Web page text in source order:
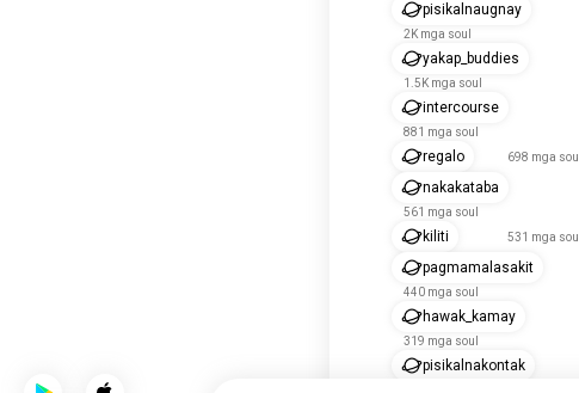
pisikalnaugnay
2K mga soul
yakap_buddies
1.5K mga soul
intercourse
881 mga soul
regalo 698 mga soul
nakakataba
561 mga soul
kiliti 531 mga soul
pagmamalasakit
440 mga soul
hawak_kamay
319 mga soul
pisikalnakontak